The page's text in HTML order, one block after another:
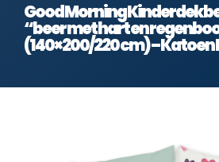
Good Morning
“beer met hart en
(140×200/220 cm) – Katoen